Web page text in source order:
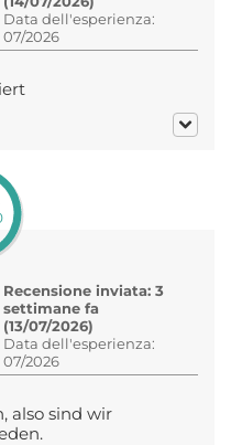
Data dell'esperienza:
07/2026
Recensione inviata: 3
settimane fa
(13/07/2026)
Data dell'esperienza:
07/2026
also sind wir